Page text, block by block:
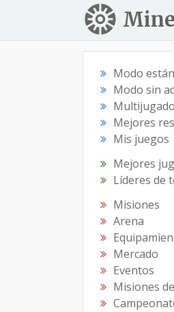
Modo
Modo sin
Mejores
Mis juegos
Mejores
Líderes de
Misiones
Arena
Mercado
Eventos
Misiones